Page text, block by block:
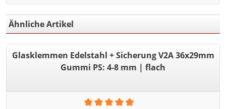
Ähnliche Artikel
Glasklemmen Edelstahl + Sicherung V2A 36x29mm
Gummi PS: 4-8 mm | flach